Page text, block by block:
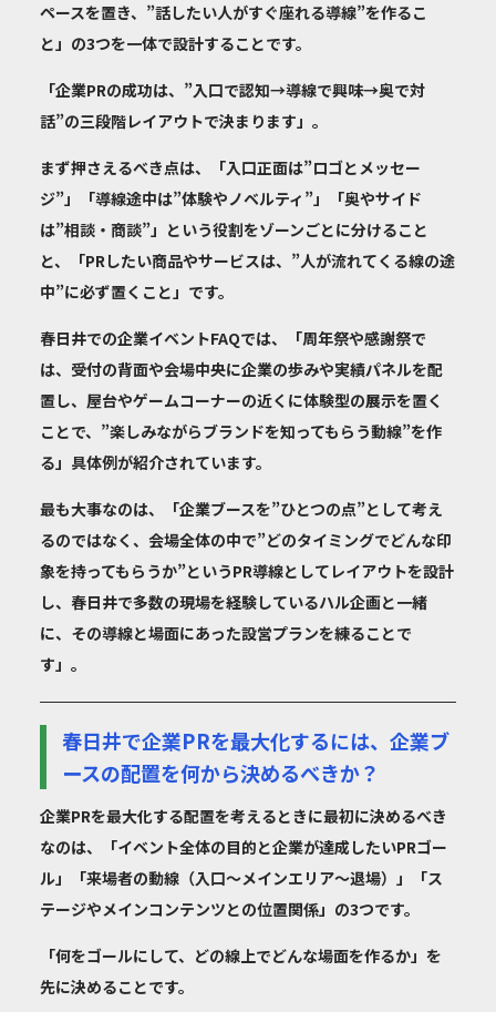
ペースを置き、”話したい人がすぐ座れる導線”を作るこ
と」の3つを一体で設計することです。
「企業PRの成功は、”入口で認知→導線で興味→奥で対
話”の三段階レイアウトで決まります」。
まず押さえるべき点は、「入口正面は”ロゴとメッセー
ジ”」「導線途中は”体験やノベルティ”」「奥やサイド
は”相談・商談”」という役割をゾーンごとに分けること
と、「PRしたい商品やサービスは、”人が流れてくる線の途
中”に必ず置くこと」です。
春日井での企業イベントFAQでは、「周年祭や感謝祭で
は、受付の背面や会場中央に企業の歩みや実績パネルを配
置し、屋台やゲームコーナーの近くに体験型の展示を置く
ことで、”楽しみながらブランドを知ってもらう動線”を作
る」具体例が紹介されています。
最も大事なのは、「企業ブースを”ひとつの点”として考え
るのではなく、会場全体の中で”どのタイミングでどんな印
象を持ってもらうか”というPR導線としてレイアウトを設計
し、春日井で多数の現場を経験しているハル企画と一緒
に、その導線と場面にあった設営プランを練ることで
す」。
春日井で企業PRを最大化するには、企業ブ
ースの配置を何から決めるべきか？
企業PRを最大化する配置を考えるときに最初に決めるべき
なのは、「イベント全体の目的と企業が達成したいPRゴー
ル」「来場者の動線（入口〜メインエリア〜退場）」「ス
テージやメインコンテンツとの位置関係」の3つです。
「何をゴールにして、どの線上でどんな場面を作るか」を
先に決めることです。